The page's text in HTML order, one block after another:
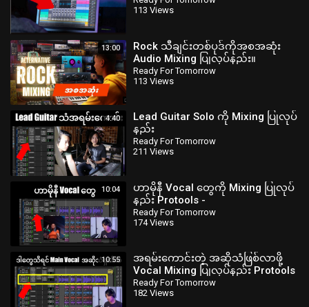
113 Views
13:00
Rock သီချင်းတစ်ပုဒ်ကိုအစအဆုံး
Audio Mixing ပြုလုပ်နည်း။
readyfortomorrowmyanmar
Ready For Tomorrow
113 Views
4:40
Lead Guitar Solo ကို Mixing ပြုလုပ်
နည်း
‪@readyfortomorrowmyanmar‬
‪@zawlattros‬
Ready For Tomorrow
211 Views
10:04
ဟာမိုနီ Vocal တွေကို Mixing ပြုလုပ်
နည်း Protools -
‪@readyfortomorrowmyanmar‬
#bartists.info
Ready For Tomorrow
174 Views
10:55
အရမ်းကောင်းတဲ့ အဆိုသံဖြစ်လာဖို့
Vocal Mixing ပြုလုပ်နည်း Protools
myanmar
Ready For Tomorrow
182 Views